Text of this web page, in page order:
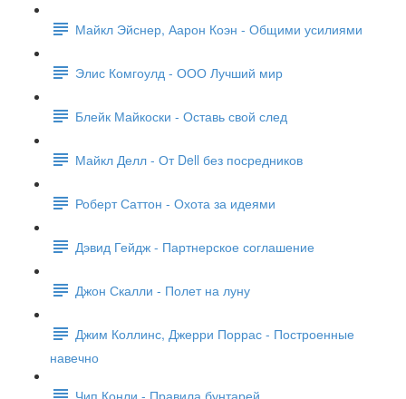
Майкл Эйснер, Аарон Коэн - Общими усилиями
Элис Комгоулд - ООО Лучший мир
Блейк Майкоски - Оставь свой след
Майкл Делл - От Dell без посредников
Роберт Саттон - Охота за идеями
Дэвид Гейдж - Партнерское соглашение
Джон Скалли - Полет на луну
Джим Коллинс, Джерри Поррас - Построенные
навечно
Чип Конли - Правила бунтарей